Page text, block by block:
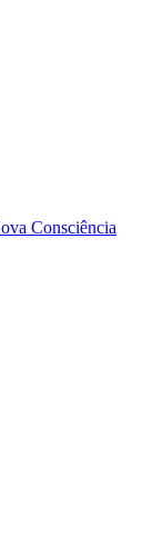
Consciência